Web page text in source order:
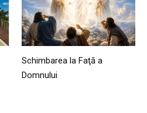
Schimbarea la Faţă a
Domnului